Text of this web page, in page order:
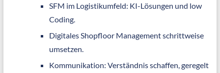
SFM im Logistikumfeld: KI-Lösungen und low
Coding.
Digitales Shopfloor Management schrittweise
umsetzen.
Kommunikation: Verständnis schaffen, geregelt